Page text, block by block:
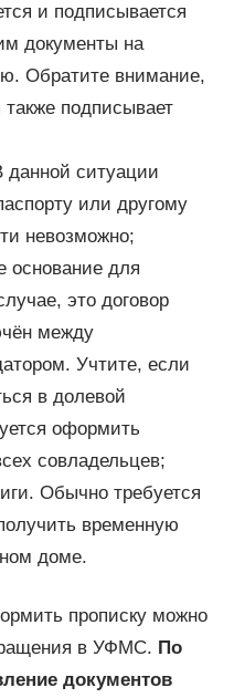
и подписывается
документы на
Обратите внимание,
подписывает
данной ситуации
или другому
невозможно;
для
это договор
между
Учтите, если
в долевой
оформить
совладельцев;
Обычно требуется
временную
доме.
прописку можно
в УФМС. По
документов